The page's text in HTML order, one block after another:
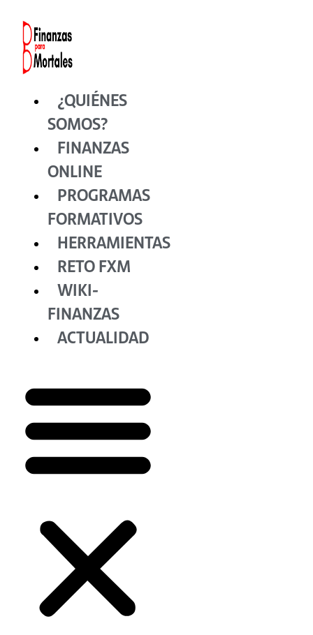
contenido
¿QUIÉNES
SOMOS?
FINANZAS
ONLINE
PROGRAMAS
FORMATIVOS
HERRAMIENTAS
RETO FXM
WIKI-
FINANZAS
ACTUALIDAD